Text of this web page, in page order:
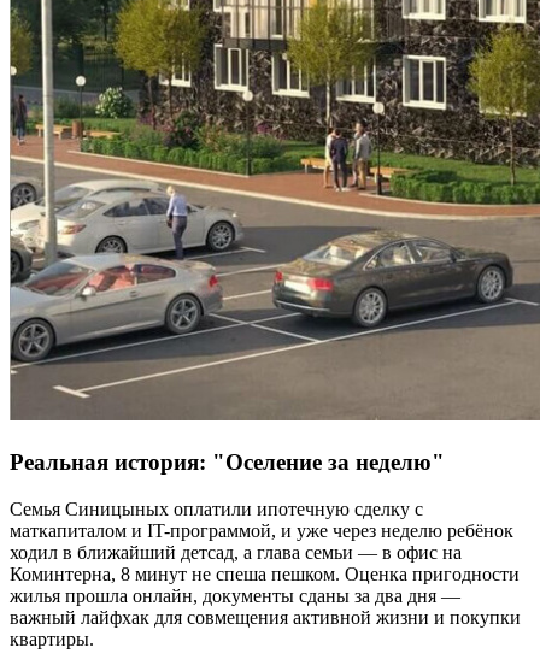
Реальная история: "Оселение за неделю"
Семья Синицыных оплатили ипотечную сделку с
маткапиталом и IT-программой, и уже через неделю ребёнок
ходил в ближайший детсад, а глава семьи — в офис на
Коминтерна, 8 минут не спеша пешком. Оценка пригодности
жилья прошла онлайн, документы сданы за два дня —
важный лайфхак для совмещения активной жизни и покупки
квартиры.